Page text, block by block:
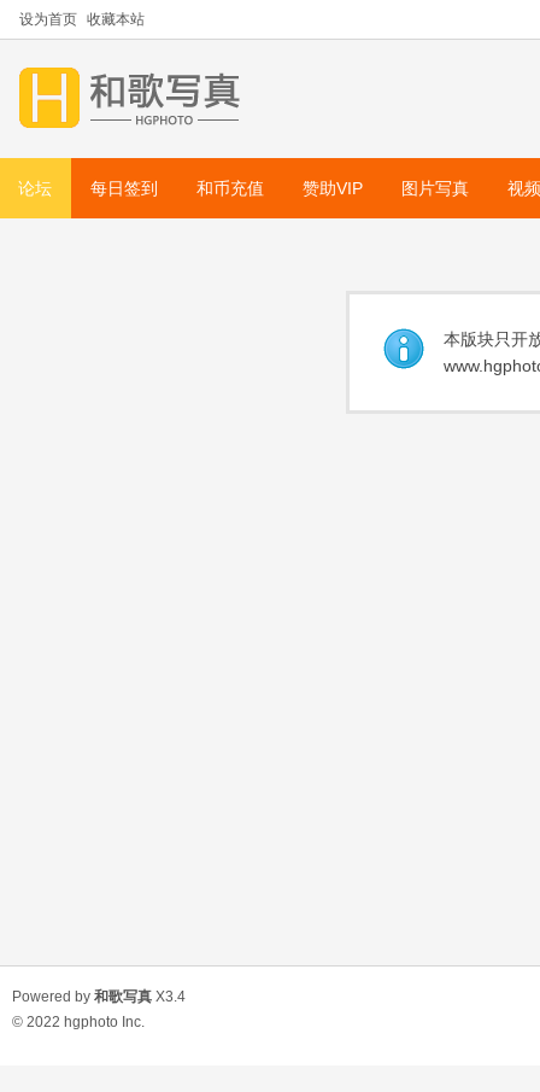
设为首页 收藏本站
论坛 每日签到 和币充值 赞助VIP 图片写真 视
本版块只开
Powered by 和歌写真 X3.4
© 2022 hgphoto Inc.